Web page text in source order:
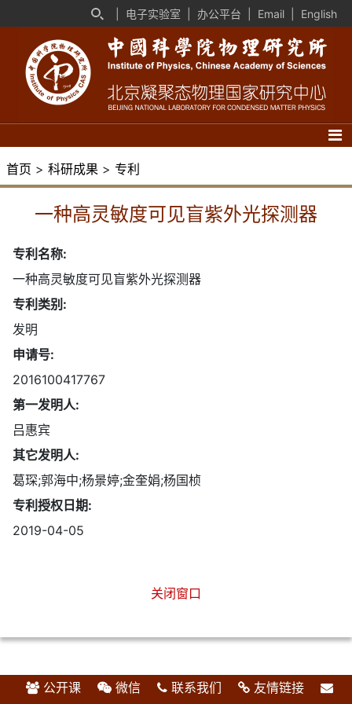
电子实验室 办公平台 Email English
首页 > 科研成果 > 专利
一种高灵敏度可见盲紫外光探测器
专利名称:
一种高灵敏度可见盲紫外光探测器
专利类别:
发明
申请号:
2016100417767
第一发明人:
吕惠宾
其它发明人:
葛琛;郭海中;杨景婷;金奎娟;杨国桢
专利授权日期:
2019-04-05
关闭窗口
公开课 微信 联系我们 友情链接